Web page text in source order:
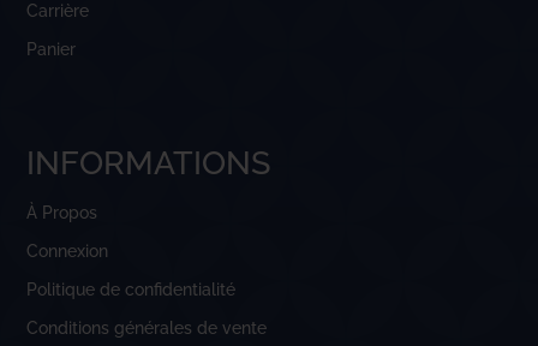
Carrière
Panier
INFORMATIONS
À Propos
Connexion
Politique de confidentialité
Conditions générales de vente